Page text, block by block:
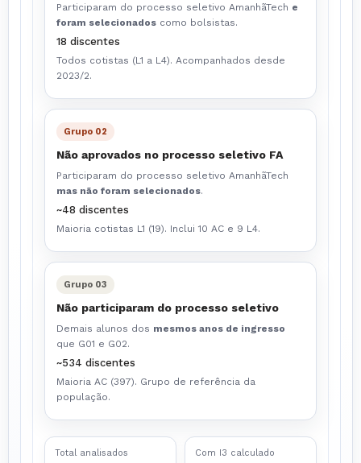
Participaram do processo seletivo AmanhãTech e
foram selecionados como bolsistas.
18 discentes
Todos cotistas (L1 a L4). Acompanhados desde
2023/2.
Grupo 02
Não aprovados no processo seletivo FA
Participaram do processo seletivo AmanhãTech
mas não foram selecionados.
~48 discentes
Maioria cotistas L1 (19). Inclui 10 AC e 9 L4.
Grupo 03
Não participaram do processo seletivo
Demais alunos dos mesmos anos de ingresso
que G01 e G02.
~534 discentes
Maioria AC (397). Grupo de referência da
população.
Total analisados Com I3 calculado